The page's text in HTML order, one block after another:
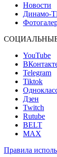
Новости
Динамо-
YouTube
Telegram
Tiktok
Дзен
Twitch
Rutube
BELT
MAX
Правила